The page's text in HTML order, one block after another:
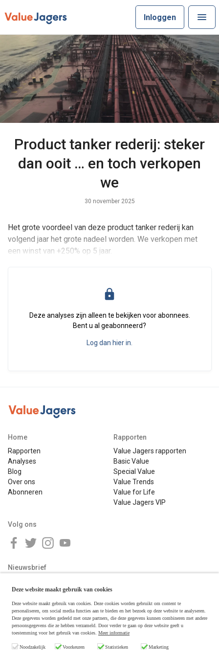
Inloggen
Product tanker rederij: steker
dan ooit … en toch verkopen
we
30 november 2025
Het grote voordeel van deze product tanker rederij kan
volgend jaar het grote nadeel worden. We verkopen met
een winst van +250% op 5 jaar.
Deze analyses zijn alleen te bekijken voor abonnees.
Bent u al geabonneerd?
Log dan hier in.
Home
Rapporten
Analyses
Blog
Over ons
Abonneren
Rapporten
Value Jagers rapporten
Basic Value
Special Value
Value Trends
Value for Life
Value Jagers VIP
Volg ons
Nieuwsbrief
Deze website maakt gebruik van cookies
Deze website maakt gebruik van cookies. Deze cookies worden gebruikt om content te
personaliseren, om social media functies aan te bieden en het bezoek op deze website te analyseren.
Deze gegevens worden gedeeld met onze partners, die deze gegevens kunnen combineren met andere
persoonsgegevens die ze hebben verzameld. Door verder te gaan op deze website geeft u
toestemming voor het gebruik van cookies. Meer informatie
Noodzakelijk Voorkeuren Statistieken Marketing